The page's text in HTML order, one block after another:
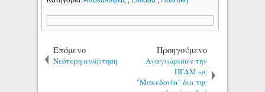
Επόμενο
Νεότερη ανάρτηση
Προηγούμενο
Αναγνώρισαν την
ΠΓΔΜ ως
"Μακεδονία" δια της